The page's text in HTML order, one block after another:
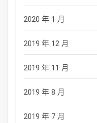
2020 年 1 月
2019 年 12 月
2019 年 11 月
2019 年 8 月
2019 年 7 月